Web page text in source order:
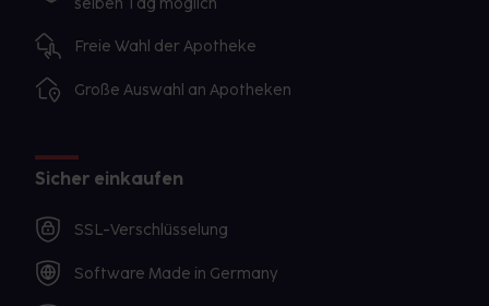
selben Tag möglich
Freie Wahl der Apotheke
Große Auswahl an Apotheken
Sicher einkaufen
SSL-Verschlüsselung
Software Made in Germany